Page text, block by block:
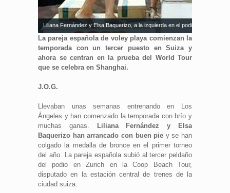
Liliana Fernández y Elsa Baquerizo, a la izquierda en el podio. Fuente: AD
La pareja española de voley playa comienzan la
temporada con un tercer puesto en Suiza y
ahora se centran en la prueba del World Tour
que se celebra en Shanghai.
J.O.G.
Llevaban unas semanas entrenando en Los
Ángeles y han comenzado la temporada con brío y
muchas ganas.
Liliana Fernández y Elsa
Baquerizo han arrancado con buen pie y se han
colgado la medalla de bronce en el primer torneo
del año. La pareja española subió al tercer peldaño
del podio en Zurich en la Coop Beach Tour,
disputado en la estación central de trenes de la
ciudad suiza.